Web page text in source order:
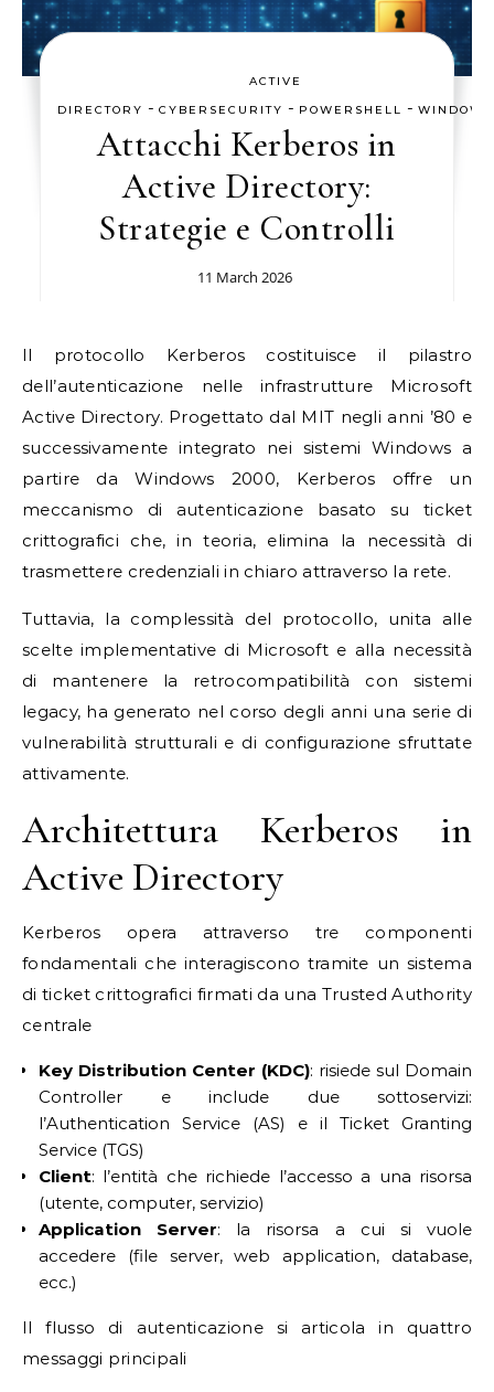
ACTIVE
DIRECTORY -CYBERSECURITY - POWERSHELL -WINDOWS
Attacchi Kerberos in
Active Directory:
Strategie e Controlli
11 March 2026
Il protocollo Kerberos costituisce il pilastro
dell’autenticazione nelle infrastrutture Microsoft
Active Directory. Progettato dal MIT negli anni ’80 e
successivamente integrato nei sistemi Windows a
partire da Windows 2000, Kerberos offre un
meccanismo di autenticazione basato su ticket
crittografici che, in teoria, elimina la necessità di
trasmettere credenziali in chiaro attraverso la rete.
Tuttavia, la complessità del protocollo, unita alle
scelte implementative di Microsoft e alla necessità
di mantenere la retrocompatibilità con sistemi
legacy, ha generato nel corso degli anni una serie di
vulnerabilità strutturali e di configurazione sfruttate
attivamente.
Architettura Kerberos in
Active Directory
Kerberos opera attraverso tre componenti
fondamentali che interagiscono tramite un sistema
di ticket crittografici firmati da una Trusted Authority
centrale
Key Distribution Center (KDC): risiede sul Domain
Controller e include due sottoservizi:
l’Authentication Service (AS) e il Ticket Granting
Service (TGS)
Client: l’entità che richiede l’accesso a una risorsa
(utente, computer, servizio)
Application Server: la risorsa a cui si vuole
accedere (file server, web application, database,
ecc.)
Il flusso di autenticazione si articola in quattro
messaggi principali